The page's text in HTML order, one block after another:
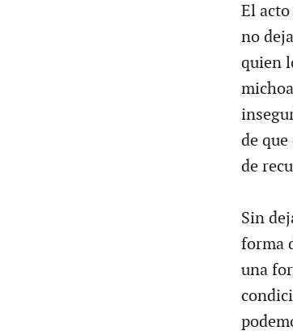
El
no
quien
de
de
Sin
forma
una